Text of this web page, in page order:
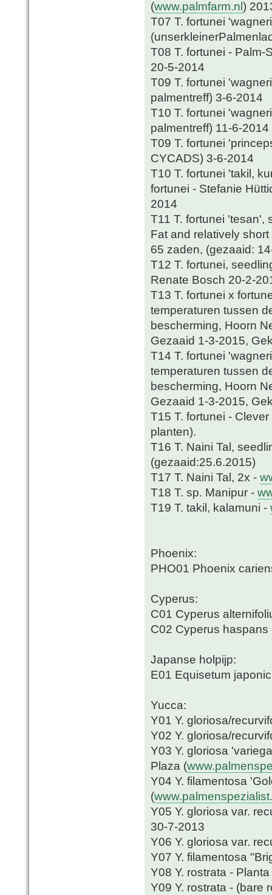
(www.palmfarm.nl)
T07 T. fortunei
T08 T. fortunei - Palm-
20-5-2014
T09 T. fortunei
palmentreff) 3-6-2014
T10 T. fortunei
palmentreff) 11-6-2014
T09 T. fortunei
CYCADS) 3-6-2014
T10 T. fortunei 'takil,
fortunei - Stefanie
2014
T11 T. fortunei 'tesan',
Fat and relatively
65 zaden, (gezaaid:
T12 T. fortunei,
Renate Bosch 20-2-
T13 T. fortunei x
temperaturen tussen
bescherming, Hoorn
Gezaaid 1-3-2015,
T14 T. fortunei
temperaturen tussen
bescherming, Hoorn
Gezaaid 1-3-2015,
T15 T. fortunei -
planten).
T16 T. Naini Tal,
(gezaaid:25.6.2015)
T17 T. Naini Tal, 2x -
T18 T. sp. Manipur -
T19 T. takil, kalamuni -
Phoenix:
PHO01 Phoenix
Cyperus:
C01 Cyperus
C02 Cyperus haspans
Japanse holpijp:
E01 Equisetum
Yucca:
Y01 Y. gloriosa/
Y02 Y. gloriosa/
Y03 Y. gloriosa
Plaza (
Y04 Y. filamentosa
(
Y05 Y. gloriosa var.
30-7-2013
Y06 Y. gloriosa var.
Y07 Y. filamentosa
Y08 Y. rostrata -
Y09 Y. rostrata - (bare